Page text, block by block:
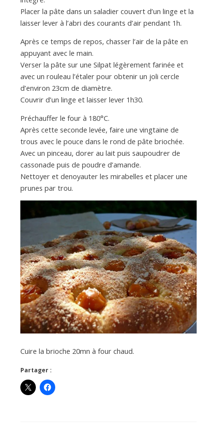
Placer la pâte dans un saladier couvert d’un linge et la
laisser lever à l’abri des courants d’air pendant 1h.
Après ce temps de repos, chasser l’air de la pâte en
appuyant avec le main.
Verser la pâte sur une Silpat légèrement farinée et
avec un rouleau l’étaler pour obtenir un joli cercle
d’environ 23cm de diamètre.
Couvrir d’un linge et laisser lever 1h30.
Préchauffer le four à 180°C.
Après cette seconde levée, faire une vingtaine de
trous avec le pouce dans le rond de pâte briochée.
Avec un pinceau, dorer au lait puis saupoudrer de
cassonade puis de poudre d’amande.
Nettoyer et denoyauter les mirabelles et placer une
prunes par trou.
Cuire la brioche 20mn à four chaud.
Partager :